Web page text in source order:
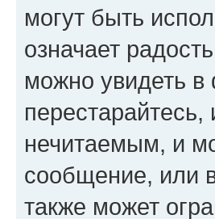
могут быть
означает
можно увидеть
нечитаемым, и
сообщение, или
также может